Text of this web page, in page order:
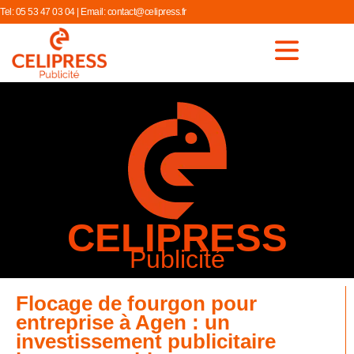
Tel:05 53 47 03 04| Email:contact@celipress.fr
CELIPRESS
Publicité
Flocage de fourgon pour
entreprise à Agen : un
investissement publicitaire